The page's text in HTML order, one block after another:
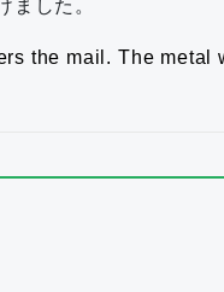
した。
the mail. The metal